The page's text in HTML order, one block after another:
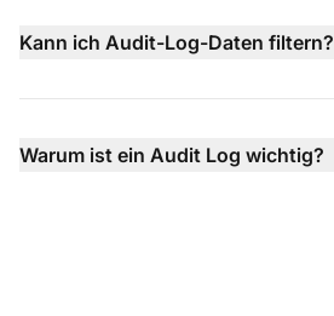
Kann ich Audit-Log-Daten filtern?
Warum ist ein Audit Log wichtig?